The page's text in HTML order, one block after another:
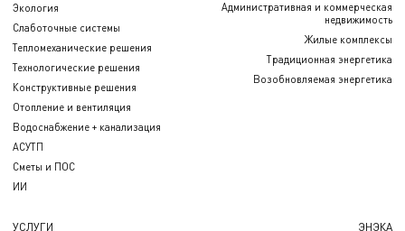
Экология
Слаботочные системы
Тепломеханические решения
Технологические решения
Конструктивные решения
Отопление и вентиляция
Водоснабжение + канализация
АСУТП
Сметы и ПОС
ИИ
Административная и коммерческая
недвижимость
Жилые комплексы
Традиционная энергетика
Возобновляемая энергетика
УСЛУГИ ЭНЭКА